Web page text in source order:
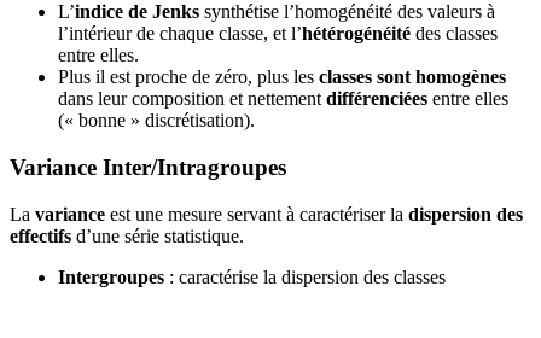
L’indice de Jenks synthétise l’homogénéité des valeurs à
l’intérieur de chaque classe, et l’hétérogénéité des classes
entre elles.
Plus il est proche de zéro, plus les classes sont homogènes
dans leur composition et nettement différenciées entre elles
(« bonne » discrétisation).
Variance Inter/Intragroupes
La variance est une mesure servant à caractériser la dispersion des
effectifs d’une série statistique.
Intergroupes : caractérise la dispersion des classes